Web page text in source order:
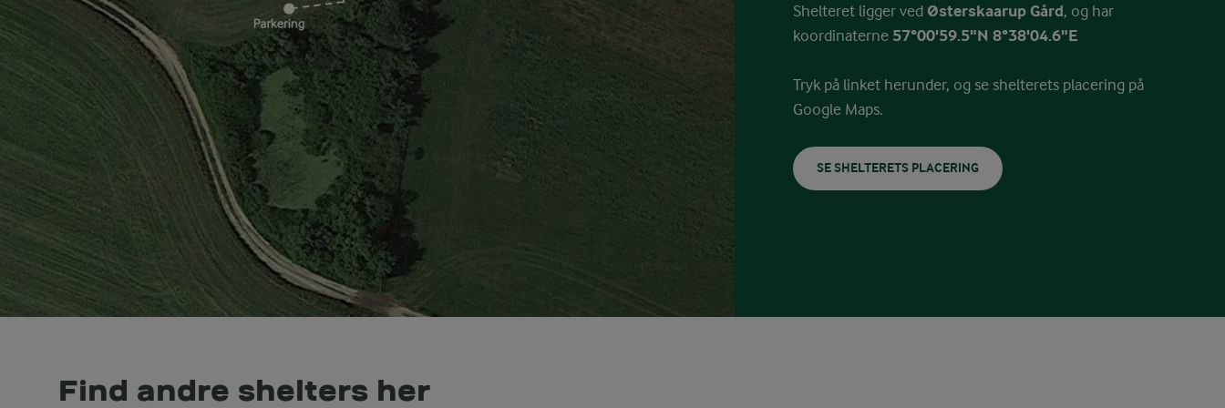
Shelteret ligger ved Østerskaarup Gård, og har
koordinaterne 57°00'59.5"N 8°38'04.6"E
Tryk på linket herunder, og se shelterets placering på
Google Maps.
SE SHELTERETS PLACERING
Find andre shelters her